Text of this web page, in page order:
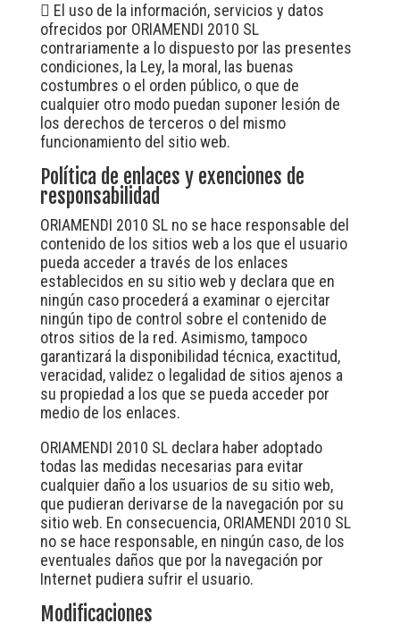
 El uso de la información, servicios y datos
ofrecidos por ORIAMENDI 2010 SL
contrariamente a lo dispuesto por las presentes
condiciones, la Ley, la moral, las buenas
costumbres o el orden público, o que de
cualquier otro modo puedan suponer lesión de
los derechos de terceros o del mismo
funcionamiento del sitio web.
Política de enlaces y exenciones de
responsabilidad
ORIAMENDI 2010 SL no se hace responsable del
contenido de los sitios web a los que el usuario
pueda acceder a través de los enlaces
establecidos en su sitio web y declara que en
ningún caso procederá a examinar o ejercitar
ningún tipo de control sobre el contenido de
otros sitios de la red. Asimismo, tampoco
garantizará la disponibilidad técnica, exactitud,
veracidad, validez o legalidad de sitios ajenos a
su propiedad a los que se pueda acceder por
medio de los enlaces.
ORIAMENDI 2010 SL declara haber adoptado
todas las medidas necesarias para evitar
cualquier daño a los usuarios de su sitio web,
que pudieran derivarse de la navegación por su
sitio web. En consecuencia, ORIAMENDI 2010 SL
no se hace responsable, en ningún caso, de los
eventuales daños que por la navegación por
Internet pudiera sufrir el usuario.
Modificaciones